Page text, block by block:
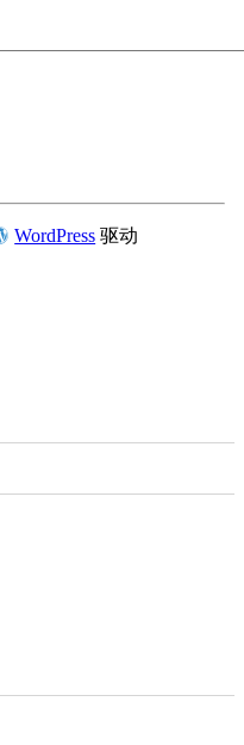
WordPress 驱动